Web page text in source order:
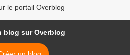
le portail Overblog
blog sur Overblog